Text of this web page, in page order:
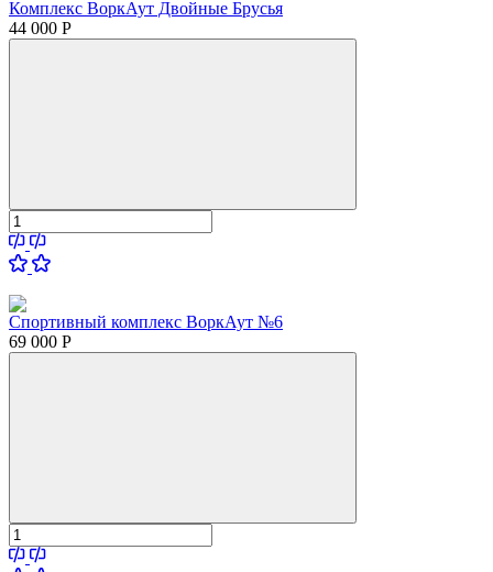
Комплекс ВоркАут Двойные Брусья
44 000 Р
Спортивный комплекс ВоркАут №6
69 000 Р